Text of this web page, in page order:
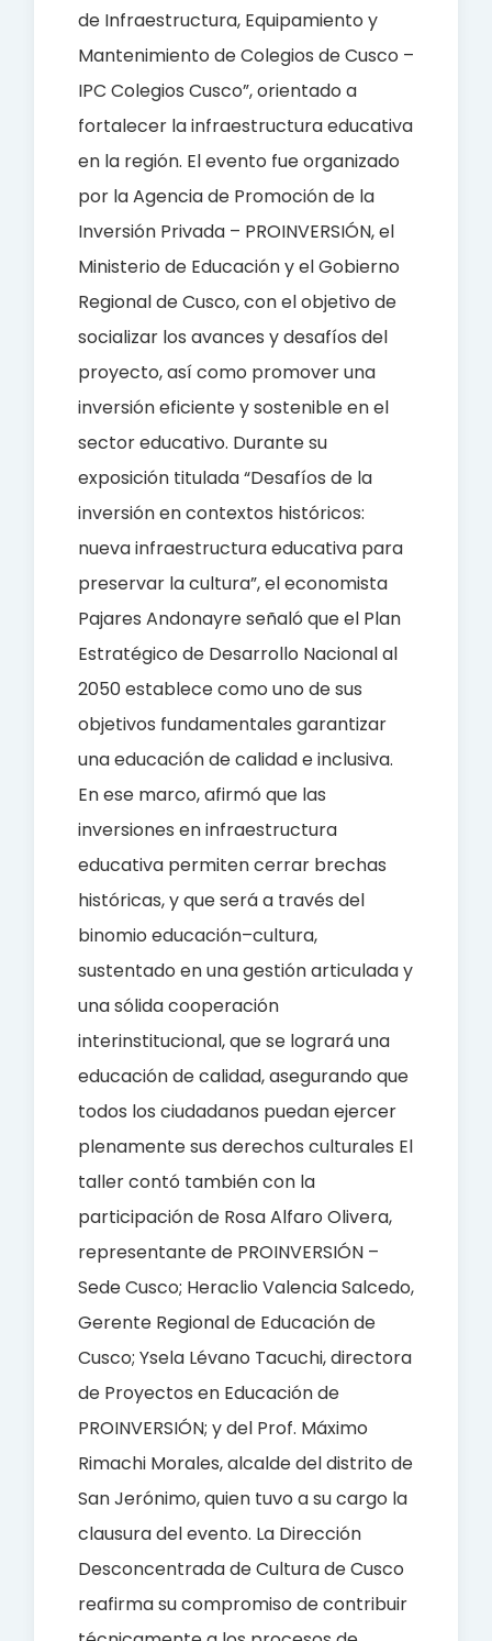
de Infraestructura, Equipamiento y
Mantenimiento de Colegios de Cusco –
IPC Colegios Cusco”, orientado a
fortalecer la infraestructura educativa
en la región. El evento fue organizado
por la Agencia de Promoción de la
Inversión Privada – PROINVERSIÓN, el
Ministerio de Educación y el Gobierno
Regional de Cusco, con el objetivo de
socializar los avances y desafíos del
proyecto, así como promover una
inversión eficiente y sostenible en el
sector educativo. Durante su
exposición titulada “Desafíos de la
inversión en contextos históricos:
nueva infraestructura educativa para
preservar la cultura”, el economista
Pajares Andonayre señaló que el Plan
Estratégico de Desarrollo Nacional al
2050 establece como uno de sus
objetivos fundamentales garantizar
una educación de calidad e inclusiva.
En ese marco, afirmó que las
inversiones en infraestructura
educativa permiten cerrar brechas
históricas, y que será a través del
binomio educación–cultura,
sustentado en una gestión articulada y
una sólida cooperación
interinstitucional, que se logrará una
educación de calidad, asegurando que
todos los ciudadanos puedan ejercer
plenamente sus derechos culturales El
taller contó también con la
participación de Rosa Alfaro Olivera,
representante de PROINVERSIÓN –
Sede Cusco; Heraclio Valencia Salcedo,
Gerente Regional de Educación de
Cusco; Ysela Lévano Tacuchi, directora
de Proyectos en Educación de
PROINVERSIÓN; y del Prof. Máximo
Rimachi Morales, alcalde del distrito de
San Jerónimo, quien tuvo a su cargo la
clausura del evento. La Dirección
Desconcentrada de Cultura de Cusco
reafirma su compromiso de contribuir